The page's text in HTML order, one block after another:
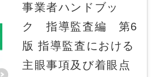
事業者ハンドブッ
ク 指導監査編 第6
版 指導監査における
主眼事項及び着眼点